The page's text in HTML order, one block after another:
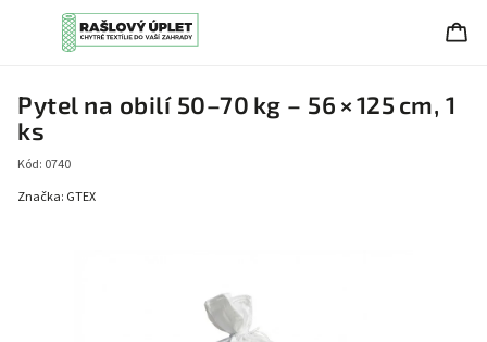
Pytel na obilí 50–70 kg – 56 × 125 cm, 1
ks
Kód: 0740
Značka: GTEX